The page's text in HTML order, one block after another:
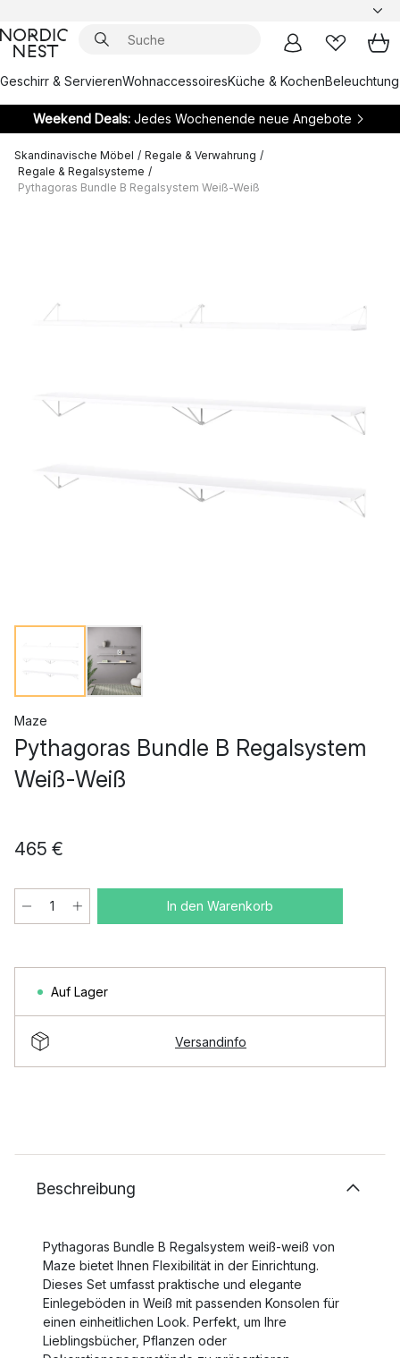
Geschirr & ServierenWohnaccessoiresKüche & KochenBeleuchtung
Weekend Deals:Jedes Wochenende neue Angebote
Skandinavische Möbel / Regale & Verwahrung /
Regale & Regalsysteme /
Pythagoras Bundle B Regalsystem Weiß-Weiß
Maze
Pythagoras Bundle B Regalsystem
Weiß-Weiß
465 €
In den Warenkorb
Auf Lager
Versandinfo
Beschreibung
Pythagoras Bundle B Regalsystem weiß-weiß von
Maze bietet Ihnen Flexibilität in der Einrichtung.
Dieses Set umfasst praktische und elegante
Einlegeböden in Weiß mit passenden Konsolen für
einen einheitlichen Look. Perfekt, um Ihre
Lieblingsbücher, Pflanzen oder